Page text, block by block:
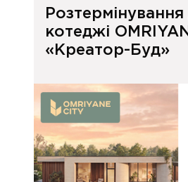
котеджі
«Креатор-Буд»